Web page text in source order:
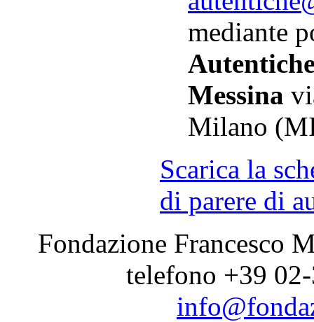
mediante
Messina
Milano
Scarica la
di parere di
Fondazione Francesco
telefono +39